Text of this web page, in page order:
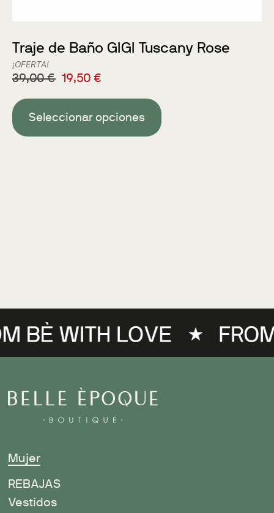
¡OFERTA!
Traje de Baño GIGI Tuscany Rose
39,00€ 19,50 €
Seleccionar opciones
Mujer
REBAJAS
Vestidos